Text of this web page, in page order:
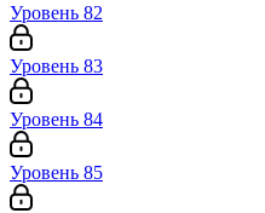
Уровень 82
Уровень 83
Уровень 84
Уровень 85